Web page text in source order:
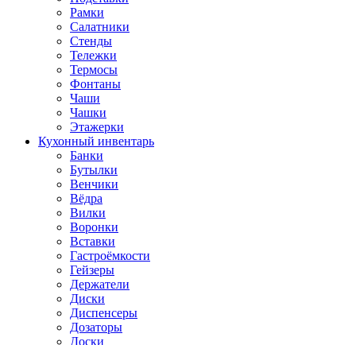
Рамки
Салатники
Стенды
Тележки
Термосы
Фонтаны
Чаши
Чашки
Этажерки
Кухонный инвентарь
Банки
Бутылки
Венчики
Вёдра
Вилки
Воронки
Вставки
Гастроёмкости
Гейзеры
Держатели
Диски
Диспенсеры
Дозаторы
Доски